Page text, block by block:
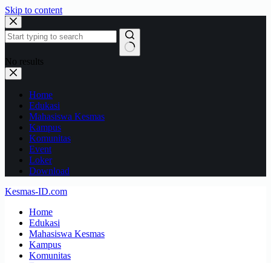
Skip to content
No results
Home
Edukasi
Mahasiswa Kesmas
Kampus
Komunitas
Event
Loker
Download
Kesmas-ID.com
Home
Edukasi
Mahasiswa Kesmas
Kampus
Komunitas